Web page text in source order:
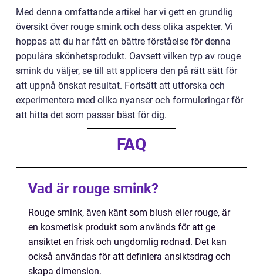
Med denna omfattande artikel har vi gett en grundlig
översikt över rouge smink och dess olika aspekter. Vi
hoppas att du har fått en bättre förståelse för denna
populära skönhetsprodukt. Oavsett vilken typ av rouge
smink du väljer, se till att applicera den på rätt sätt för
att uppnå önskat resultat. Fortsätt att utforska och
experimentera med olika nyanser och formuleringar för
att hitta det som passar bäst för dig.
FAQ
Vad är rouge smink?
Rouge smink, även känt som blush eller rouge, är
en kosmetisk produkt som används för att ge
ansiktet en frisk och ungdomlig rodnad. Det kan
också användas för att definiera ansiktsdrag och
skapa dimension.